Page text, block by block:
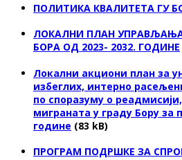
ПОЛИТИКА КВАЛИТЕТА ГУ
ЛОКАЛНИ ПЛАН
БОРА ОД 2023- 2032. ГОДИНЕ
Локални акциони план за
избеглих, интерно
по споразуму о
миграната у граду Бору за
године (83 kB)
ПРОГРАМ ПОДРШКЕ ЗА